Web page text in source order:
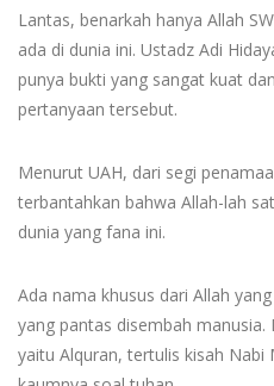
Lantas, benarkah hanya Allah
ada di dunia ini. Ustadz Adi
punya bukti yang sangat kuat
pertanyaan tersebut.
Menurut UAH, dari segi
terbantahkan bahwa Allah-lah
dunia yang fana ini.
Ada nama khusus dari Allah
yang pantas disembah
yaitu Alquran, tertulis kisah Nabi